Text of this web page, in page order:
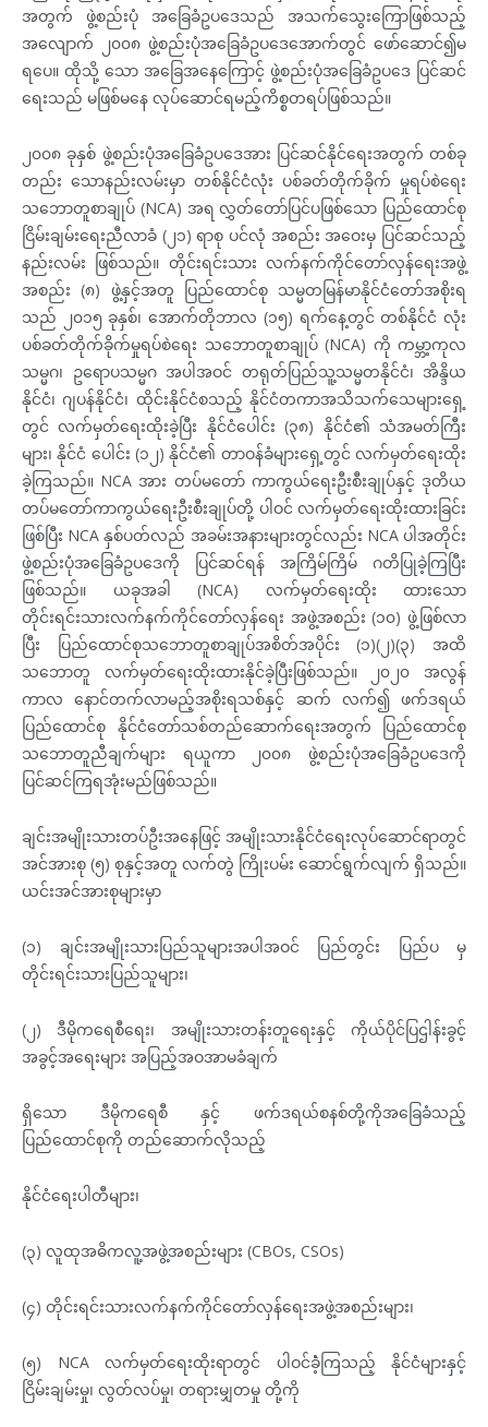
အတွက် ဖွဲ့စည်းပုံ အခြေခံဥပဒေသည် အသက်သွေးကြောဖြစ်သည့်
အလျောက် ၂၀၀၈ ဖွဲ့စည်းပုံအခြေခံဥပဒေအောက်တွင် ဖော်ဆောင်၍မ
ရပေ။ ထိုသို့ သော အခြေအနေကြောင့် ဖွဲ့စည်းပုံအခြေခံဥပဒေ ပြင်ဆင်
ရေးသည် မဖြစ်မနေ လုပ်ဆောင်ရမည့်ကိစ္စတရပ်ဖြစ်သည်။
၂၀၀၈ ခုနှစ် ဖွဲ့စည်းပုံအခြေခံဥပဒေအား ပြင်ဆင်နိုင်ရေးအတွက် တစ်ခု
တည်း သောနည်းလမ်းမှာ တစ်နိုင်ငံလုံး ပစ်ခတ်တိုက်ခိုက် မှုရပ်စဲရေး
သဘောတူစာချုပ် (NCA) အရ လွှတ်တော်ပြင်ပဖြစ်သော ပြည်ထောင်စု
ငြိမ်းချမ်းရေးညီလာခံ (၂၁) ရာစု ပင်လုံ အစည်း အဝေးမှ ပြင်ဆင်သည့်
နည်းလမ်း ဖြစ်သည်။ တိုင်းရင်းသား လက်နက်ကိုင်တော်လှန်ရေးအဖွဲ့
အစည်း (၈) ဖွဲ့နှင့်အတူ ပြည်ထောင်စု သမ္မတမြန်မာနိုင်ငံတော်အစိုးရ
သည် ၂၀၁၅ ခုနှစ်၊ အောက်တိုဘာလ (၁၅) ရက်နေ့တွင် တစ်နိုင်ငံ လုံး
ပစ်ခတ်တိုက်ခိုက်မှုရပ်စဲရေး သဘောတူစာချုပ် (NCA) ကို ကမ္ဘာ့ကုလ
သမ္မဂ၊ ဥရောပသမ္မဂ အပါအဝင် တရုတ်ပြည်သူ့သမ္မတနိုင်ငံ၊ အိန္ဒိယ
နိုင်ငံ၊ ဂျပန်နိုင်ငံ၊ ထိုင်းနိုင်ငံစသည့် နိုင်ငံတကာအသိသက်သေများရှေ့
တွင် လက်မှတ်ရေးထိုးခဲ့ပြီး နိုင်ငံပေါင်း (၃၈) နိုင်ငံ၏ သံအမတ်ကြီး
များ၊ နိုင်ငံ ပေါင်း (၁၂) နိုင်ငံ၏ တာဝန်ခံများရှေ့တွင် လက်မှတ်ရေးထိုး
ခဲ့ကြသည်။ NCA အား တပ်မတော် ကာကွယ်ရေးဦးစီးချုပ်နှင့် ဒုတိယ
တပ်မတော်ကာကွယ်ရေးဦးစီးချုပ်တို့ ပါဝင် လက်မှတ်ရေးထိုးထားခြင်း
ဖြစ်ပြီး NCA နှစ်ပတ်လည် အခမ်းအနားများတွင်လည်း NCA ပါအတိုင်း
ဖွဲ့စည်းပုံအခြေခံဥပဒေကို ပြင်ဆင်ရန် အကြိမ်ကြိမ် ဂတိပြုခဲ့ကြပြီး
ဖြစ်သည်။ ယခုအခါ (NCA) လက်မှတ်ရေးထိုး ထားသော
တိုင်းရင်းသားလက်နက်ကိုင်တော်လှန်ရေး အဖွဲ့အစည်း (၁၀) ဖွဲ့ဖြစ်လာ
ပြီး ပြည်ထောင်စုသဘောတူစာချုပ်အစိတ်အပိုင်း (၁)(၂)(၃) အထိ
သဘောတူ လက်မှတ်ရေးထိုးထားနိုင်ခဲ့ပြီးဖြစ်သည်။ ၂၀၂၀ အလွန်
ကာလ နောင်တက်လာမည့်အစိုးရသစ်နှင့် ဆက် လက်၍ ဖက်ဒရယ်
ပြည်ထောင်စု နိုင်ငံတော်သစ်တည်ဆောက်ရေးအတွက် ပြည်ထောင်စု
သဘောတူညီချက်များ ရယူကာ ၂၀၀၈ ဖွဲ့စည်းပုံအခြေခံဥပဒေကို
ပြင်ဆင်ကြရအုံးမည်ဖြစ်သည်။
ချင်းအမျိုးသားတပ်ဦးအနေဖြင့် အမျိုးသားနိုင်ငံရေးလုပ်ဆောင်ရာတွင်
အင်အားစု (၅) စုနှင့်အတူ လက်တွဲ ကြိုးပမ်း ဆောင်ရွက်လျက် ရှိသည်။
ယင်းအင်အားစုများမှာ
(၁) ချင်းအမျိုးသားပြည်သူများအပါအဝင် ပြည်တွင်း ပြည်ပ မှ
တိုင်းရင်းသားပြည်သူများ၊
(၂) ဒီမိုကရေစီရေး၊ အမျိုးသားတန်းတူရေးနှင့် ကိုယ်ပိုင်ပြဌါန်းခွင့်
အခွင့်အရေးများ အပြည့်အဝအာမခံချက်
ရှိသော ဒီမိုကရေစီ နှင့် ဖက်ဒရယ်စနစ်တို့ကိုအခြေခံသည့်
ပြည်ထောင်စုကို တည်ဆောက်လိုသည့်
နိုင်ငံရေးပါတီများ၊
(၃) လူထုအဓိကလူ့အဖွဲ့အစည်းများ (CBOs, CSOs)
(၄) တိုင်းရင်းသားလက်နက်ကိုင်တော်လှန်ရေးအဖွဲ့အစည်းများ၊
(၅) NCA လက်မှတ်ရေးထိုးရာတွင် ပါဝင်ခဲံ့ကြသည့် နိုင်ငံများနှင့်
ငြိမ်းချမ်းမှု၊ လွတ်လပ်မှု၊ တရားမျှတမှု တို့ကို